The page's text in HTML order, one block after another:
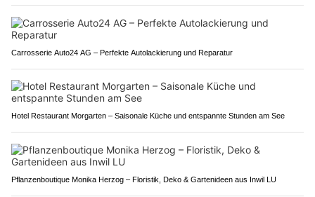
Carrosserie Auto24 AG – Perfekte Autolackierung und Reparatur
Hotel Restaurant Morgarten – Saisonale Küche und entspannte Stunden am See
Pflanzenboutique Monika Herzog – Floristik, Deko & Gartenideen aus Inwil LU